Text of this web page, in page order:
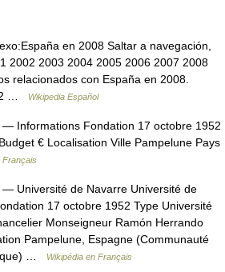
en 2008 Saltar a navegación,
2002 2003 2004 2005 2006 2007 2008
relacionados con España en 2008.
2 …
Wikipedia Español
— Informations Fondation 17 octobre 1952
€ Localisation Ville Pampelune Pays
Français
— Université de Navarre Université de
17 octobre 1952 Type Université
Monseigneur Ramón Herrando
Pampelune, Espagne (Communauté
…
Wikipédia en Français